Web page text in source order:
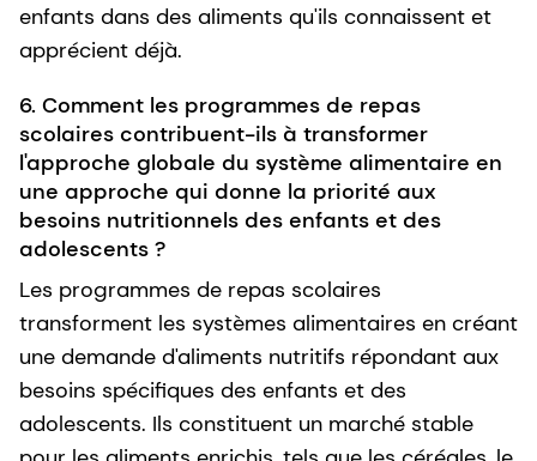
enfants dans des aliments qu'ils connaissent et
apprécient déjà.
6. Comment les programmes de repas
scolaires contribuent-ils à transformer
l'approche globale du système alimentaire en
une approche qui donne la priorité aux
besoins nutritionnels des enfants et des
adolescents ?
Les programmes de repas scolaires
transforment les systèmes alimentaires en créant
une demande d'aliments nutritifs répondant aux
besoins spécifiques des enfants et des
adolescents. Ils constituent un marché stable